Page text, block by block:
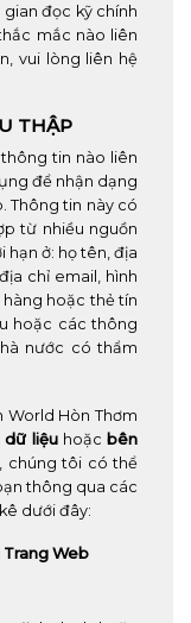
đọc kỹ chính
mắc nào liên
vui lòng liên hệ
THẬP
tin nào liên
để nhận dạng
Thông tin này có
từ nhiều nguồn
hạn ở: họ tên, địa
chỉ email, hình
hoặc thẻ tín
hoặc các thông
nước có thẩm
Hòn Thơm
dữ liệuhoặcbên
chúng tôi có thể
thông qua các
dưới đây:
Trang Web